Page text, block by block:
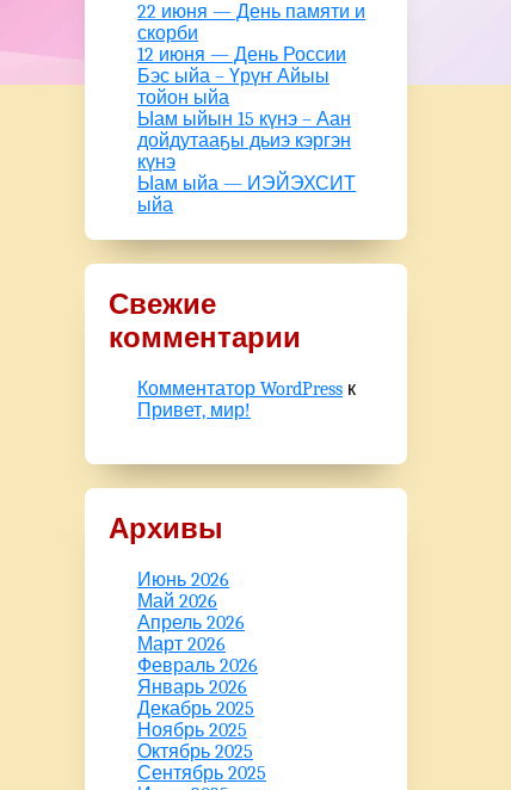
22 июня — День памяти и
скорби
12 июня — День России
Бэс ыйа – Үрүҥ Айыы
тойон ыйа
Ыам ыйын 15 күнэ – Аан
дойдутааҕы дьиэ кэргэн
күнэ
Ыам ыйа — ИЭЙЭХСИТ
ыйа
Свежие
комментарии
Комментатор WordPress к
Привет, мир!
Архивы
Июнь 2026
Май 2026
Апрель 2026
Март 2026
Февраль 2026
Январь 2026
Декабрь 2025
Ноябрь 2025
Октябрь 2025
Сентябрь 2025